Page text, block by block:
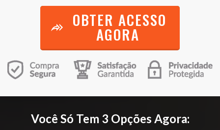
OBTER ACESSO
AGORA
Você Só Tem 3 Opções Agora: